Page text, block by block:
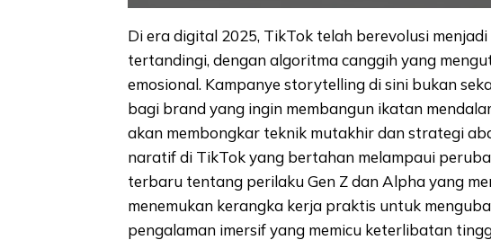
Di era digital 2025, TikTok telah berevolusi
tertandingi, dengan algoritma canggih yang
emosional. Kampanye storytelling di sini bukan
bagi brand yang ingin membangun ikatan
akan membongkar teknik mutakhir dan strategi
naratif di TikTok yang bertahan melampaui
terbaru tentang perilaku Gen Z dan Alpha yang
menemukan kerangka kerja praktis untuk
pengalaman imersif yang memicu keterlibatan